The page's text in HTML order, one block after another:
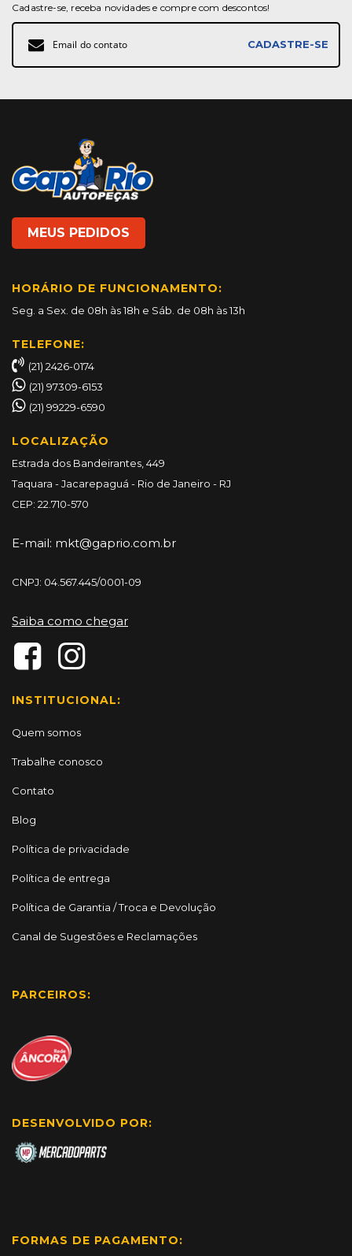
Cadastre-se, receba novidades e compre com descontos!
Inscreva-
na
Newsletter:
CADASTRE-SE
MEUS PEDIDOS
HORÁRIO DE FUNCIONAMENTO:
Seg. a Sex. de 08h às 18h e Sáb. de 08h às 13h
TELEFONE:
(21) 2426-0174
(21) 97309-6153
(21) 99229-6590
LOCALIZAÇÃO
Estrada dos Bandeirantes, 449
Taquara - Jacarepaguá - Rio de Janeiro - RJ
CEP: 22.710-570
E-mail: mkt@gaprio.com.br
CNPJ: 04.567.445/0001-09
Saiba como chegar
INSTITUCIONAL:
Quem somos
Trabalhe conosco
Contato
Blog
Política de privacidade
Política de entrega
Política de Garantia / Troca e Devolução
Canal de Sugestões e Reclamações
PARCEIROS:
DESENVOLVIDO POR:
FORMAS DE PAGAMENTO: